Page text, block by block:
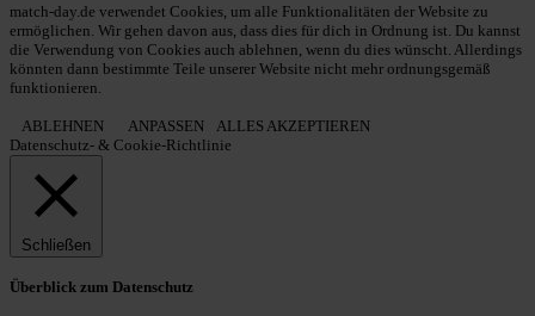
match-day.de verwendet Cookies, um alle Funktionalitäten der Website zu
ermöglichen. Wir gehen davon aus, dass dies für dich in Ordnung ist. Du kannst
die Verwendung von Cookies auch ablehnen, wenn du dies wünscht. Allerdings
könnten dann bestimmte Teile unserer Website nicht mehr ordnungsgemäß
funktionieren.
ABLEHNEN ANPASSEN
ALLES AKZEPTIEREN
Datenschutz- & Cookie-Richtlinie
Schließen
Überblick zum Datenschutz